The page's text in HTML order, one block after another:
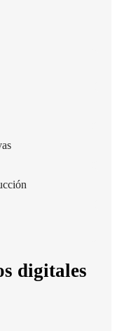
digitales